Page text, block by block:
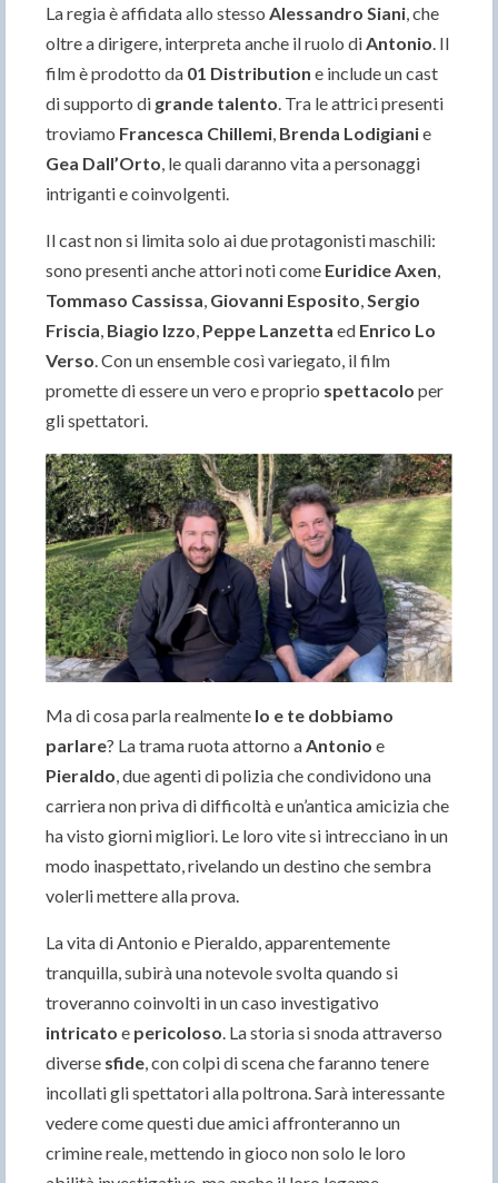
La regia è affidata allo stesso Alessandro Siani , che
oltre a dirigere, interpreta anche il ruolo di Antonio . Il
film è prodotto da 01 Distribution e include un cast
di supporto di grande talento . Tra le attrici presenti
troviamo Francesca Chillemi Brenda Lodigianie
Gea Dall’Orto , le quali daranno vita a personaggi
intriganti e coinvolgenti.
Il cast non si limita solo ai due protagonisti maschili:
sono presenti anche attori noti come Euridice Axen
Tommaso Cassissa Giovanni Esposito Sergio
Friscia Biagio Izzo Peppe Lanzetta ed Enrico Lo
Verso . Con un ensemble così variegato, il film
promette di essere un vero e proprio spettacolo per
gli spettatori.
Ma di cosa parla realmente Io e te dobbiamo
parlare? La trama ruota attorno a Antonio e
Pieraldo , due agenti di polizia che condividono una
carriera non priva di difficoltà e un’antica amicizia che
ha visto giorni migliori. Le loro vite si intrecciano in un
modo inaspettato, rivelando un destino che sembra
volerli mettere alla prova.
La vita di Antonio e Pieraldo, apparentemente
tranquilla, subirà una notevole svolta quando si
troveranno coinvolti in un caso investigativo
intricato e pericoloso . La storia si snoda attraverso
diverse sfide , con colpi di scena che faranno tenere
incollati gli spettatori alla poltrona. Sarà interessante
vedere come questi due amici affronteranno un
crimine reale, mettendo in gioco non solo le loro